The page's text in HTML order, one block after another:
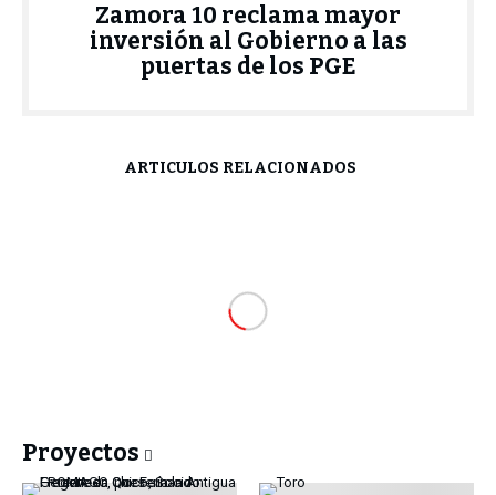
Zamora 10 reclama mayor
inversión al Gobierno a las
puertas de los PGE
ARTÍCULOS RELACIONADOS
Proyectos